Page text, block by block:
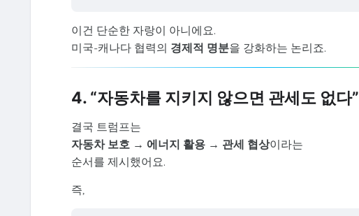
이건 단순한 자랑이 아니에요.
미국-캐나다 협력의 경제적 명분을 강화하는 논리죠.
4. “자동차를 지키지 않으면 관세도 없다”
결국 트럼프는
자동차 보호 → 에너지 활용 → 관세 협상이라는
순서를 제시했어요.
즉,